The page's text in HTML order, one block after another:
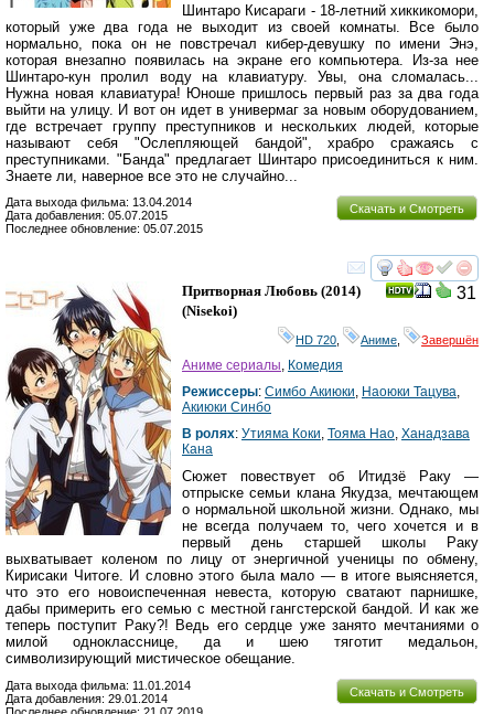
Шинтаро Кисараги - 18-летний хиккикомори,
который уже два года не выходит из своей комнаты. Все было
нормально, пока он не повстречал кибер-девушку по имени Энэ,
которая внезапно появилась на экране его компьютера. Из-за нее
Шинтаро-кун пролил воду на клавиатуру. Увы, она сломалась...
Нужна новая клавиатура! Юноше пришлось первый раз за два года
выйти на улицу. И вот он идет в универмаг за новым оборудованием,
где встречает группу преступников и нескольких людей, которые
называют себя "Ослепляющей бандой", храбро сражаясь с
преступниками. "Банда" предлагает Шинтаро присоединиться к ним.
Знаете ли, наверное все это не случайно...
Скачать и Смотреть
Дата выхода фильма: 13.04.2014
Дата добавления: 05.07.2015
Последнее обновление: 05.07.2015
смотреть
31
Притворная Любовь (2014)
(Nisekoi)
HD 720, Аниме, Завершён
Аниме сериалы, Комедия
Режиссеры: Симбо Акиюки, Наоюки Тацува,
Акиюки Синбо
В ролях: Утияма Коки, Тояма Нао, Ханадзава
Кана
Сюжет повествует об Итидзё Раку —
отпрыске семьи клана Якудза, мечтающем
о нормальной школьной жизни. Однако, мы
не всегда получаем то, чего хочется и в
первый день старшей школы Раку
выхватывает коленом по лицу от энергичной ученицы по обмену,
Кирисаки Читоге. И словно этого была мало — в итоге выясняется,
что это его новоиспеченная невеста, которую сватают парнишке,
дабы примерить его семью с местной гангстерской бандой. И как же
теперь поступит Раку?! Ведь его сердце уже занято мечтаниями о
милой однокласснице, да и шею тяготит медальон,
символизирующий мистическое обещание.
Скачать и Смотреть
Дата выхода фильма: 11.01.2014
Дата добавления: 29.01.2014